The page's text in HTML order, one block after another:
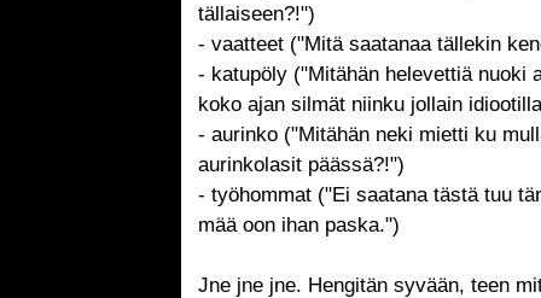
tällaiseen?!")
- vaatteet ("Mitä saatanaa tällekin
- katupöly ("Mitähän helevettiä nuoki
koko ajan silmät niinku jollain
- aurinko ("Mitähän neki mietti ku
aurinkolasit päässä?!")
- työhommat ("Ei saatana tästä tuu
mää oon ihan paska.")
Jne jne jne. Hengitän syvään, teen